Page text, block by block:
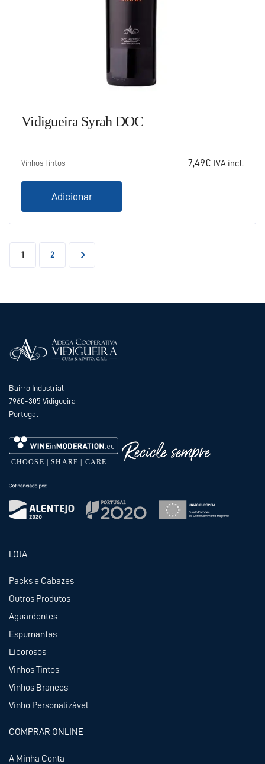
Vidigueira Syrah DOC
Vinhos Tintos 7,49€ IVA incl.
Adicionar
1 2
Bairro Industrial
7960-305 Vidigueira
Portugal
LOJA
Packs e Cabazes
Outros Produtos
Aguardentes
Espumantes
Licorosos
Vinhos Tintos
Vinhos Brancos
Vinho Personalizável
COMPRAR ONLINE
A Minha Conta